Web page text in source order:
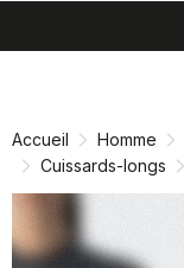
directement
navigation
directement
Accueil Homme
Cuissards-longs